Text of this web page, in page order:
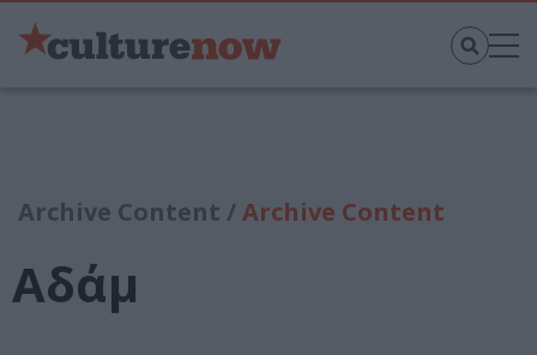
Archive Content /Archive Content
Αδάμ